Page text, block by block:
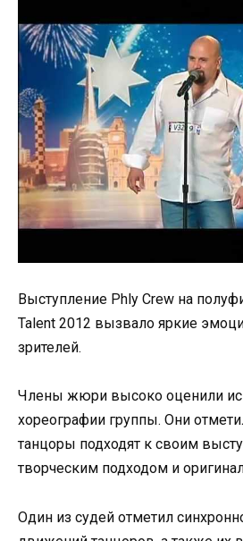
Выступление Phly Crew на
Talent 2012 вызвало яркие
зрителей.
Члены жюри высоко оценили
хореографии группы. Они
танцоры подходят к своим
творческим подходом и
Один из судей отметил